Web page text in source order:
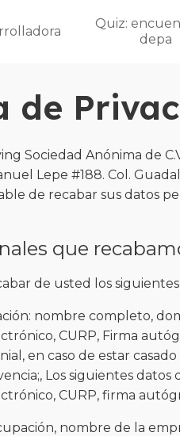
Quiz:
depa
de
Sociedad Anónima de
Lepe #188. Col.
de recabar sus datos
que
de usted los
nombre completo,
CURP, Firma
en caso de estar
Los siguientes
CURP, firma
nombre de la